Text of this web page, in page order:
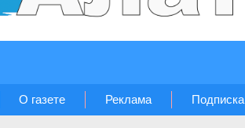
О газете Реклама Подписка